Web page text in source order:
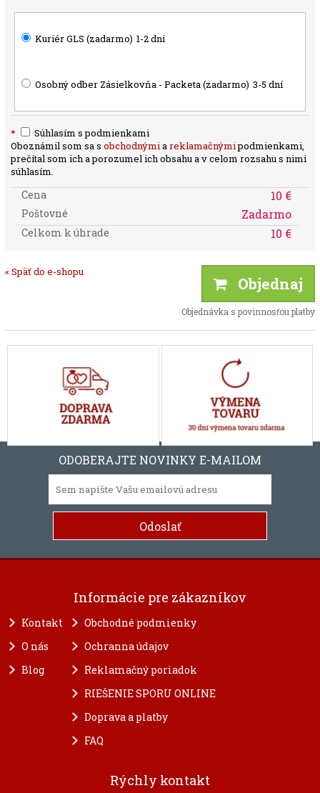
Kuriér GLS (zadarmo) 1-2 dni
Osobný odber Zásielkovňa - Packeta (zadarmo) 3-5 dní
*
Súhlasím s podmienkami
Oboznámil som sa sobchodnými areklamačnýmipodmienkami,
prečítal som ich a porozumel ich obsahu a v celom rozsahu s nimi
súhlasím.
Cena 10 €
Poštovné Zadarmo
Celkom k úhrade 10 €
« Späť do e-shopu
Objednaj
Objednávka s povinnosťou platby
ODOBERAJTE NOVINKY E-MAILOM
Informácie pre zákazníkov
Kontakt
O nás
Blog
Obchodné podmienky
Ochranna údajov
Reklamačný poriadok
RIEŠENIE SPORU ONLINE
Doprava a platby
FAQ
Rýchly kontakt